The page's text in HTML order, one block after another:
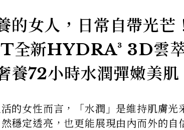
的女人，日常自帶光芒
新HYDRA³ 3D雲萃
養72小時水潤彈嫩美肌
的女性而言，「水潤」是維持肌膚
穩定透亮，也更能展現由內而外的自